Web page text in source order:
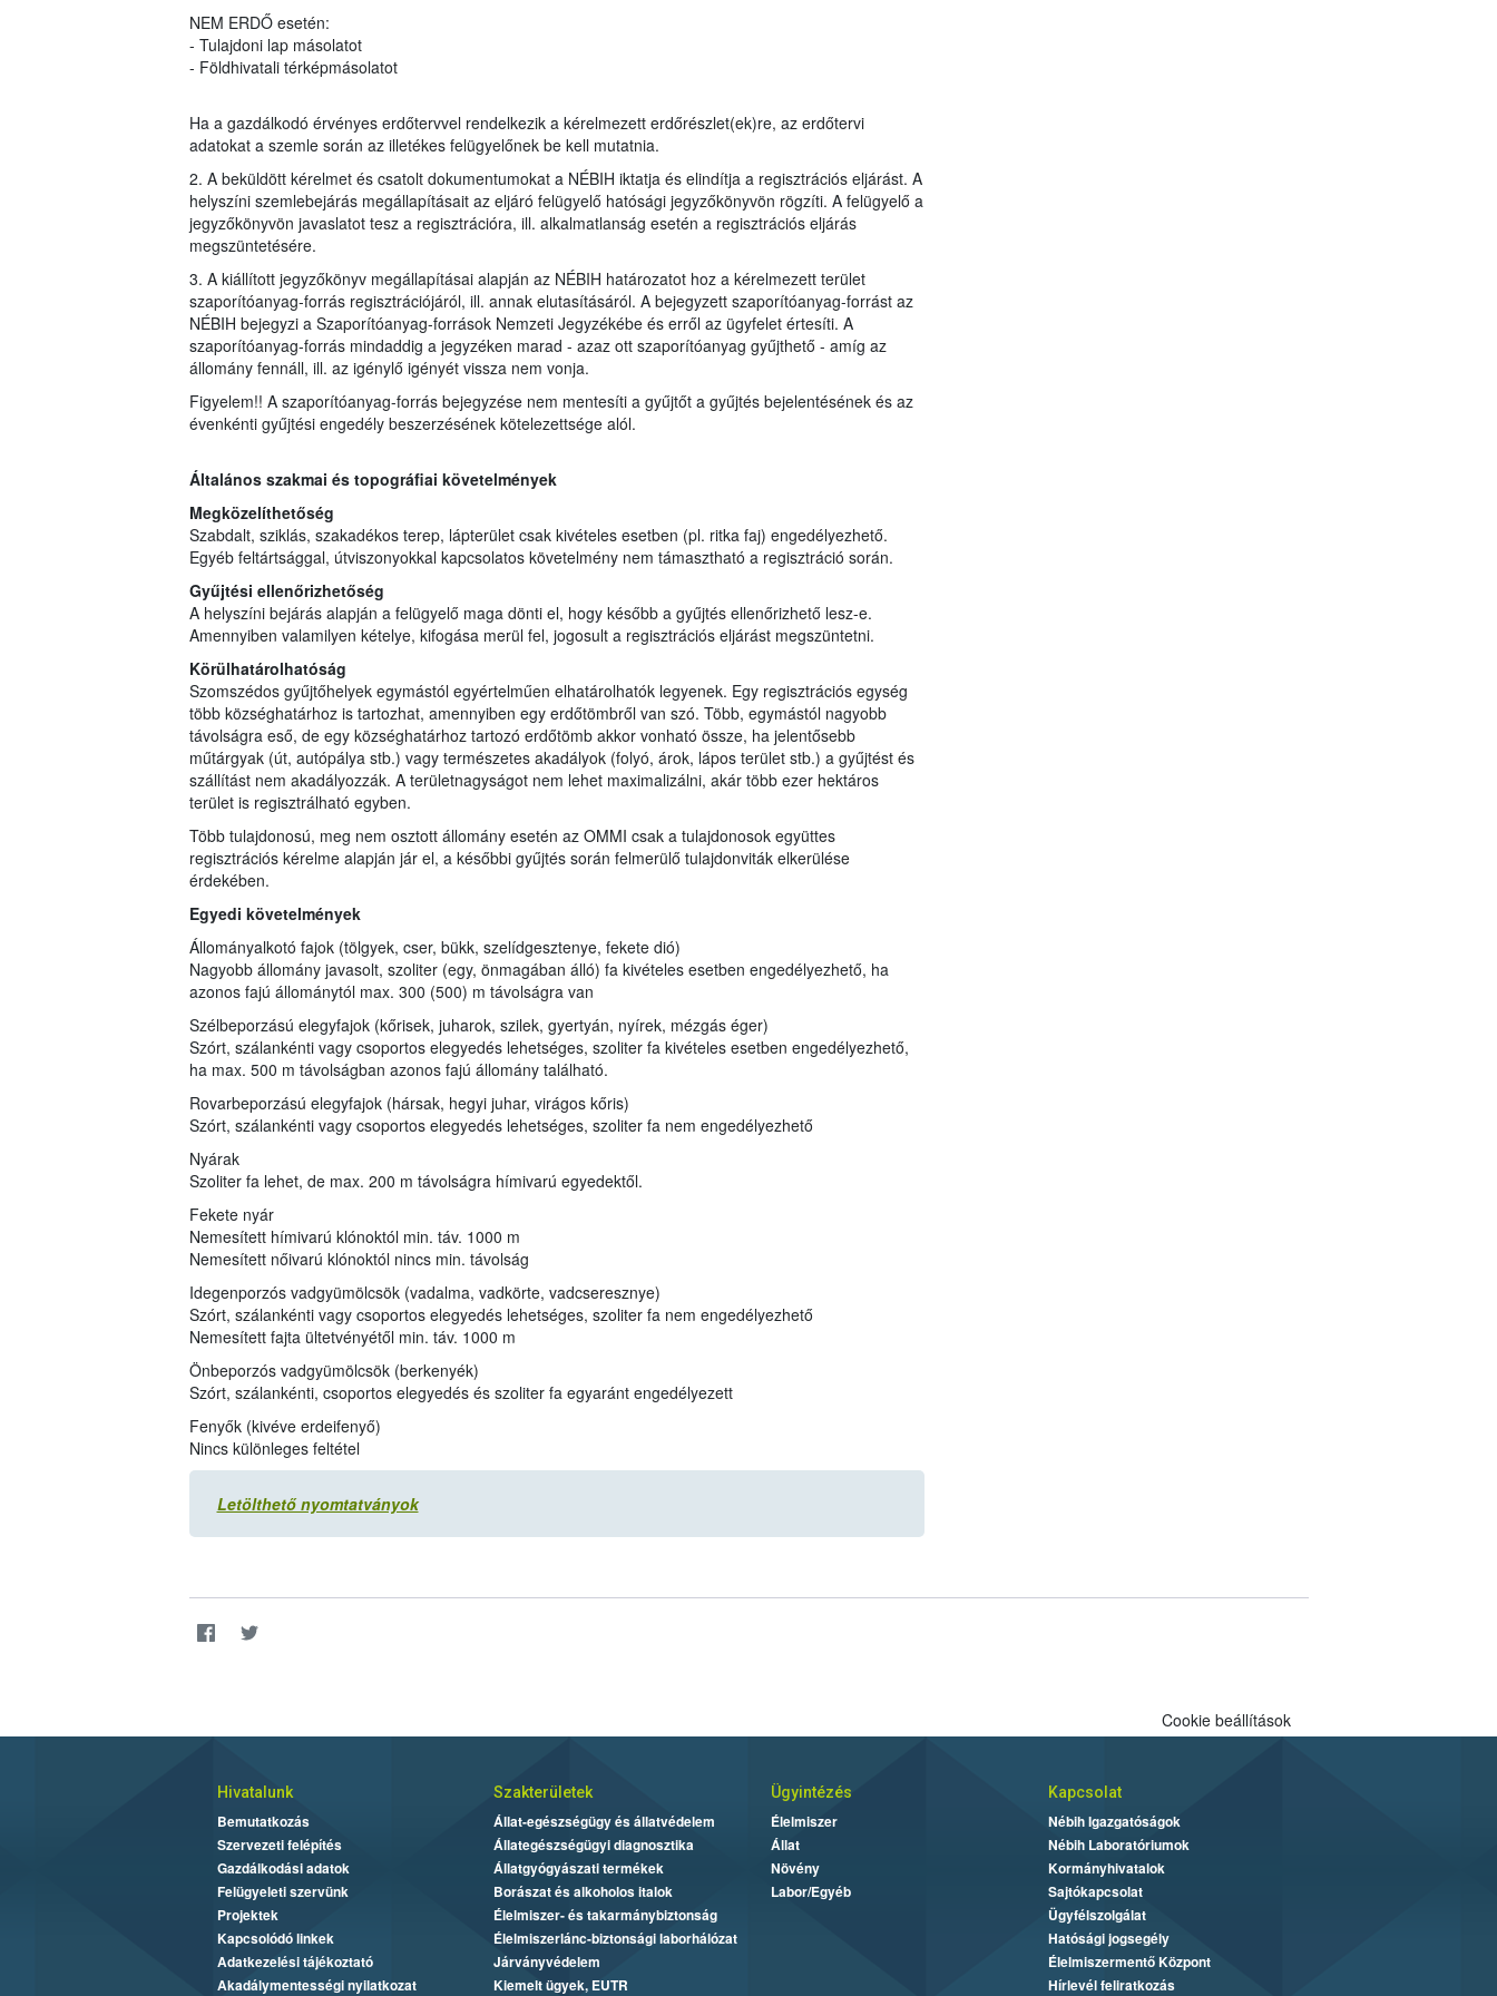
NEM ERDŐ esetén:
- Tulajdoni lap másolatot
- Földhivatali térképmásolatot
Ha a gazdálkodó érvényes erdőtervvel rendelkezik a kérelmezett erdőrészlet(ek)re, az erdőtervi
adatokat a szemle során az illetékes felügyelőnek be kell mutatnia.
2. A beküldött kérelmet és csatolt dokumentumokat a NÉBIH iktatja és elindítja a regisztrációs eljárást. A
helyszíni szemlebejárás megállapításait az eljáró felügyelő hatósági jegyzőkönyvön rögzíti. A felügyelő a
jegyzőkönyvön javaslatot tesz a regisztrációra, ill. alkalmatlanság esetén a regisztrációs eljárás
megszüntetésére.
3. A kiállított jegyzőkönyv megállapításai alapján az NÉBIH határozatot hoz a kérelmezett terület
szaporítóanyag-forrás regisztrációjáról, ill. annak elutasításáról. A bejegyzett szaporítóanyag-forrást az
NÉBIH bejegyzi a Szaporítóanyag-források Nemzeti Jegyzékébe és erről az ügyfelet értesíti. A
szaporítóanyag-forrás mindaddig a jegyzéken marad - azaz ott szaporítóanyag gyűjthető - amíg az
állomány fennáll, ill. az igénylő igényét vissza nem vonja.
Figyelem!! A szaporítóanyag-forrás bejegyzése nem mentesíti a gyűjtőt a gyűjtés bejelentésének és az
évenkénti gyűjtési engedély beszerzésének kötelezettsége alól.
Általános szakmai és topográfiai követelmények
Megközelíthetőség
Szabdalt, sziklás, szakadékos terep, lápterület csak kivételes esetben (pl. ritka faj) engedélyezhető.
Egyéb feltártsággal, útviszonyokkal kapcsolatos követelmény nem támasztható a regisztráció során.
Gyűjtési ellenőrizhetőség
A helyszíni bejárás alapján a felügyelő maga dönti el, hogy később a gyűjtés ellenőrizhető lesz-e.
Amennyiben valamilyen kételye, kifogása merül fel, jogosult a regisztrációs eljárást megszüntetni.
Körülhatárolhatóság
Szomszédos gyűjtőhelyek egymástól egyértelműen elhatárolhatók legyenek. Egy regisztrációs egység
több községhatárhoz is tartozhat, amennyiben egy erdőtömbről van szó. Több, egymástól nagyobb
távolságra eső, de egy községhatárhoz tartozó erdőtömb akkor vonható össze, ha jelentősebb
műtárgyak (út, autópálya stb.) vagy természetes akadályok (folyó, árok, lápos terület stb.) a gyűjtést és
szállítást nem akadályozzák. A területnagyságot nem lehet maximalizálni, akár több ezer hektáros
terület is regisztrálható egyben.
Több tulajdonosú, meg nem osztott állomány esetén az OMMI csak a tulajdonosok együttes
regisztrációs kérelme alapján jár el, a későbbi gyűjtés során felmerülő tulajdonviták elkerülése
érdekében.
Egyedi követelmények
Állományalkotó fajok (tölgyek, cser, bükk, szelídgesztenye, fekete dió)
Nagyobb állomány javasolt, szoliter (egy, önmagában álló) fa kivételes esetben engedélyezhető, ha
azonos fajú állománytól max. 300 (500) m távolságra van
Szélbeporzású elegyfajok (kőrisek, juharok, szilek, gyertyán, nyírek, mézgás éger)
Szórt, szálankénti vagy csoportos elegyedés lehetséges, szoliter fa kivételes esetben engedélyezhető,
ha max. 500 m távolságban azonos fajú állomány található.
Rovarbeporzású elegyfajok (hársak, hegyi juhar, virágos kőris)
Szórt, szálankénti vagy csoportos elegyedés lehetséges, szoliter fa nem engedélyezhető
Nyárak
Szoliter fa lehet, de max. 200 m távolságra hímivarú egyedektől.
Fekete nyár
Nemesített hímivarú klónoktól min. táv. 1000 m
Nemesített nőivarú klónoktól nincs min. távolság
Idegenporzós vadgyümölcsök (vadalma, vadkörte, vadcseresznye)
Szórt, szálankénti vagy csoportos elegyedés lehetséges, szoliter fa nem engedélyezhető
Nemesített fajta ültetvényétől min. táv. 1000 m
Önbeporzós vadgyümölcsök (berkenyék)
Szórt, szálankénti, csoportos elegyedés és szoliter fa egyaránt engedélyezett
Fenyők (kivéve erdeifenyő)
Nincs különleges feltétel
Letölthető nyomtatványok
Cookie beállítások
Hivatalunk
Bemutatkozás
Szervezeti felépítés
Gazdálkodási adatok
Felügyeleti szervünk
Projektek
Kapcsolódó linkek
Adatkezelési tájékoztató
Akadálymentességi nyilatkozat
Szakterületek
Állat-egészségügy és állatvédelem
Állategészségügyi diagnosztika
Állatgyógyászati termékek
Borászat és alkoholos italok
Élelmiszer- és takarmánybiztonság
Élelmiszerlánc-biztonsági laborhálózat
Járványvédelem
Kiemelt ügyek, EUTR
Ügyintézés
Élelmiszer
Állat
Növény
Labor/Egyéb
Kapcsolat
Nébih Igazgatóságok
Nébih Laboratóriumok
Kormányhivatalok
Sajtókapcsolat
Ügyfélszolgálat
Hatósági jogsegély
Élelmiszermentő Központ
Hírlevél feliratkozás